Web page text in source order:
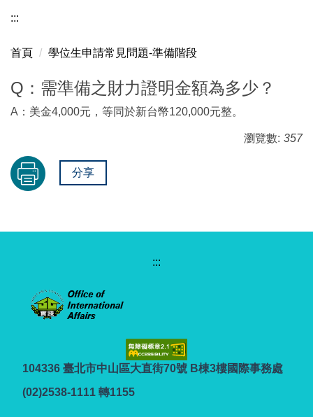
:::
首頁 學位生申請常見問題-準備階段
Q：需準備之財力證明金額為多少？
A：美金4,000元，等同於新台幣120,000元整。
瀏覽數: 357
分享
:::
104336 臺北市中山區大直街70號 B棟3樓國際事務處
(02)2538-1111 轉1155